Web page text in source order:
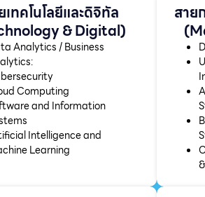
เทคโนโลยีและดิจิทัล
& Digital)
Analytics / Business
Computing
and Information
Intelligence and
Learning
สาย